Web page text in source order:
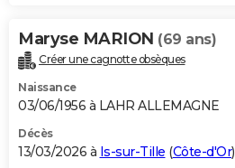
Maryse MARION (69 ans)
Créer une cagnotte obsèques
Naissance
03/06/1956 à LAHR ALLEMAGNE
Décès
13/03/2026 à Is-sur-Tille (Côte-d'Or)